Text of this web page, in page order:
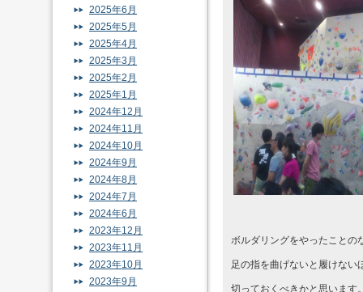
ボルダリングをやったことの
足の指を曲げないと履けない
切っておくべきかと思います
2025年6月
2025年5月
2025年4月
2025年3月
2025年2月
2025年1月
2024年12月
2024年11月
2024年10月
2024年9月
2024年8月
2024年7月
2024年6月
2023年12月
2023年11月
2023年10月
2023年9月